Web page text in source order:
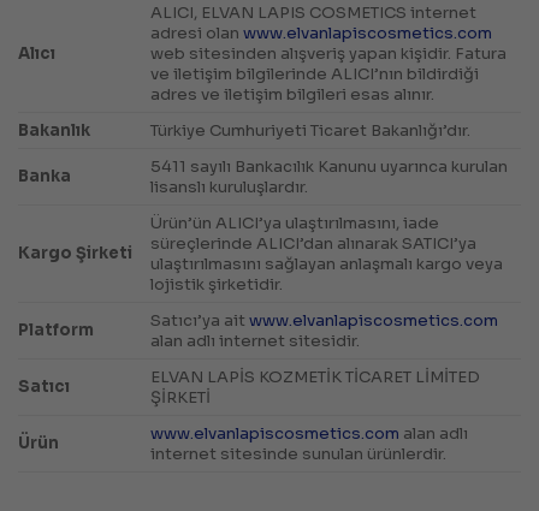
Alıcı
ALICI, ELVAN LAPIS COSMETICS internet
adresi olan www.elvanlapiscosmetics.com
web sitesinden alışveriş yapan kişidir. Fatura
ve iletişim bilgilerinde ALICI’nın bildirdiği
adres ve iletişim bilgileri esas alınır.
Bakanlık
Türkiye Cumhuriyeti Ticaret Bakanlığı’dır.
Banka
5411 sayılı Bankacılık Kanunu uyarınca kurulan
lisanslı kuruluşlardır.
Kargo Şirketi
Ürün’ün ALICI’ya ulaştırılmasını, iade
süreçlerinde ALICI’dan alınarak SATICI’ya
ulaştırılmasını sağlayan anlaşmalı kargo veya
lojistik şirketidir.
Platform Satıcı’ya ait www.elvanlapiscosmetics.com
alan adlı internet sitesidir.
Satıcı
ELVAN LAPİS KOZMETİK TİCARET LİMİTED
ŞİRKETİ
Ürün www.elvanlapiscosmetics.com alan adlı
internet sitesinde sunulan ürünlerdir.